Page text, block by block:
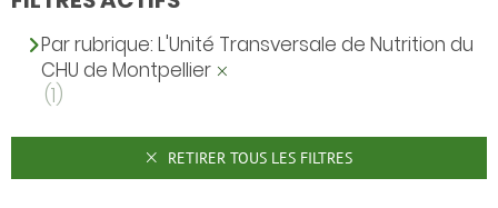
Par rubrique: L'Unité Transversale de Nutrition du
CHU de Montpellier
(1)
RETIRER TOUS LES FILTRES